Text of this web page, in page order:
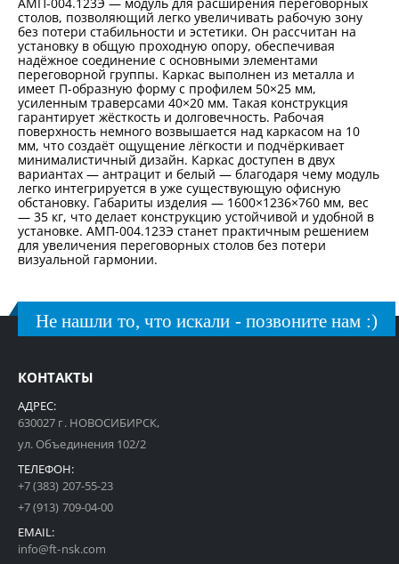
столов, позволяющий легко увеличивать рабочую зону
без потери стабильности и эстетики. Он рассчитан на
установку в общую проходную опору, обеспечивая
надёжное соединение с основными элементами
переговорной группы. Каркас выполнен из металла и
имеет П-образную форму с профилем 50×25 мм,
усиленным траверсами 40×20 мм. Такая конструкция
гарантирует жёсткость и долговечность. Рабочая
поверхность немного возвышается над каркасом на 10
мм, что создаёт ощущение лёгкости и подчёркивает
минималистичный дизайн. Каркас доступен в двух
вариантах — антрацит и белый — благодаря чему модуль
легко интегрируется в уже существующую офисную
обстановку. Габариты изделия — 1600×1236×760 мм, вес
— 35 кг, что делает конструкцию устойчивой и удобной в
установке. АМП-004.123Э станет практичным решением
для увеличения переговорных столов без потери
визуальной гармонии.
Не нашли то, что искали - позвоните нам :)
КОНТАКТЫ
АДРЕС:
630027 г. НОВОСИБИРСК,
ул. Объединения 102/2
ТЕЛЕФОН:
+7 (383) 207-55-23
+7 (913) 709-04-00
EMAIL:
info@ft-nsk.com